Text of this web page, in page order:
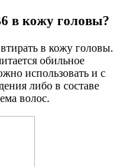
в кожу головы?
в кожу головы.
обильное
использовать и с
либо в составе
волос.